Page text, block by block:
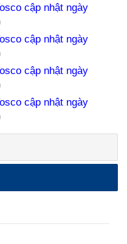
cập nhật ngày
cập nhật ngày
cập nhật ngày
cập nhật ngày